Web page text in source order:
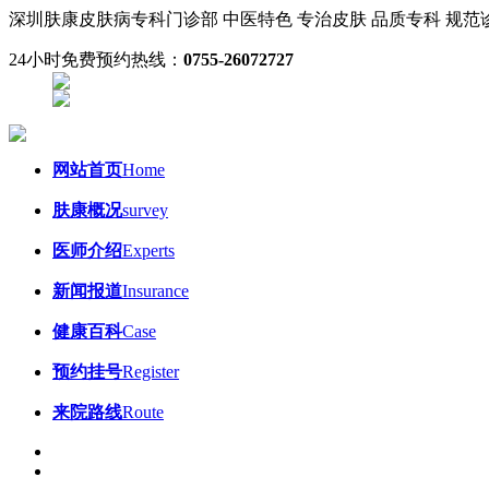
深圳肤康皮肤病专科门诊部 中医特色 专治皮肤 品质专科 规
24小时免费预约热线： 0755-26072727
网站首页Home
肤康概况survey
医师介绍Experts
新闻报道Insurance
健康百科Case
预约挂号Register
来院路线Route